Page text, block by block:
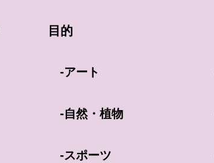
目的
-アート
-自然・植物
-スポーツ